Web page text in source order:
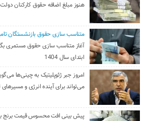
هنوز مبلغ اضافه حقوق کارکنان
متناسب سازی حقوق بازنشستگان
آغاز متناسب سازی حقوق مستمری
ابتدای سال 1404
امروز جبر ژئوپلیتیک به چینی‌ها
می‌تواند برای آینده انرژی و
پیش بینی افت محسوس قیمت برنج به زیر 200